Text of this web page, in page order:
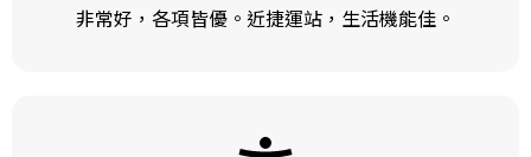
非常好，各項皆優。近捷運站，生活機能佳。